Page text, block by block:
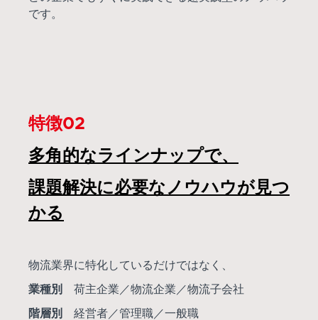
です。
特徴02
多角的なラインナップで、
課題解決に必要なノウハウが見つ
かる
物流業界に特化しているだけではなく、
業種別 荷主企業／物流企業／物流子会社
階層別 経営者／管理職／一般職